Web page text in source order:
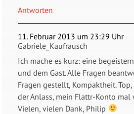
Antworten
11. Februar 2013 um 23:29 Uhr
Gabriele_Kaufrausch
Ich mache es kurz: eine
und dem Gast. Alle Fragen
Fragen gestellt, Kompaktheit.
der Anlass, mein Flattr-Konto
Vielen, vielen Dank, Philip